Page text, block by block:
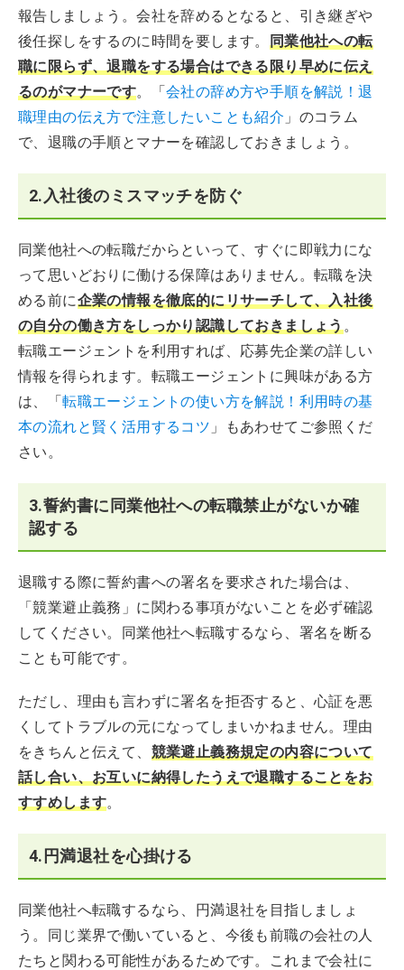
報告しましょう。会社を辞めるとなると、引き継ぎや
後任探しをするのに時間を要します。 同業他社への転
職に限らず、退職をする場合はできる限り早めに伝え
るのがマナーです。「会社の辞め方や手順を解説！退
職理由の伝え方で注意したいことも紹介 」のコラム
で、退職の手順とマナーを確認しておきましょう。
2.入社後のミスマッチを防ぐ
同業他社への転職だからといって、すぐに即戦力にな
って思いどおりに働ける保障はありません。転職を決
める前に企業の情報を徹底的にリサーチして、入社後
の自分の働き方をしっかり認識しておきましょう。
転職エージェントを利用すれば、応募先企業の詳しい
情報を得られます。転職エージェントに興味がある方
は、「転職エージェントの使い方を解説！利用時の基
本の流れと賢く活用するコツ 」もあわせてご参照くだ
さい。
3.誓約書に同業他社への転職禁止がないか確
認する
退職する際に誓約書への署名を要求された場合は、
「競業避止義務」に関わる事項がないことを必ず確認
してください。同業他社へ転職するなら、署名を断る
ことも可能です。
ただし、理由も言わずに署名を拒否すると、心証を悪
くしてトラブルの元になってしまいかねません。理由
をきちんと伝えて、 競業避止義務規定の内容について
話し合い、お互いに納得したうえで退職することをお
すすめします。
4.円満退社を心掛ける
同業他社へ転職するなら、円満退社を目指しましょ
う。同じ業界で働いていると、今後も前職の会社の人
たちと関わる可能性があるためです。これまで会社に